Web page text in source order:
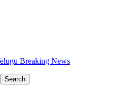
Breaking News